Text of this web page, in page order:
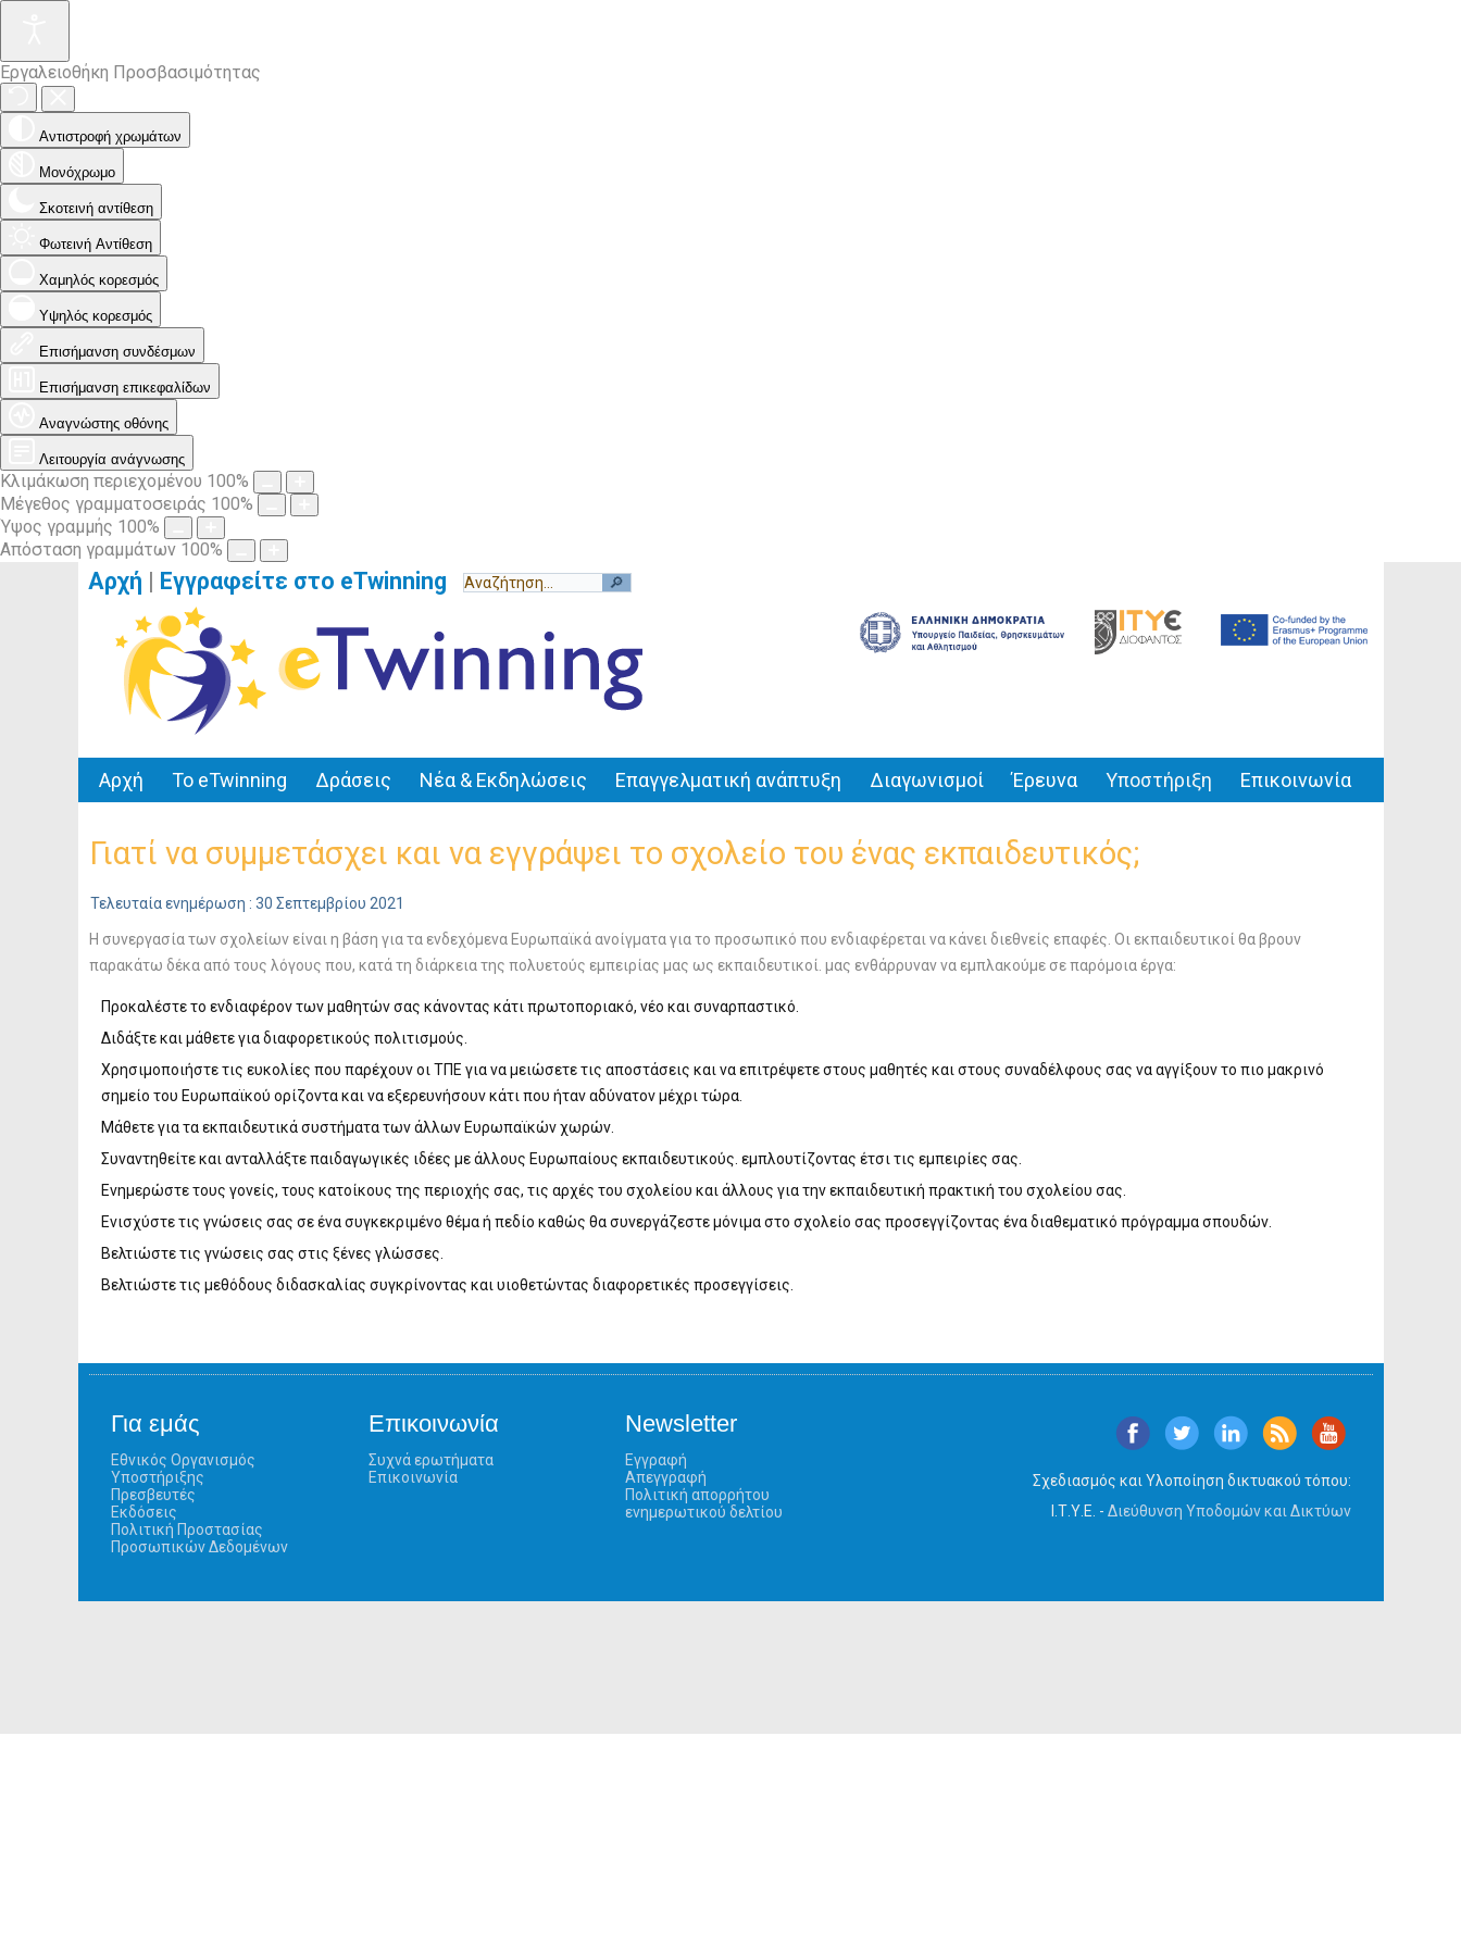
Εργαλειοθήκη Προσβασιμότητας
Αντιστροφή χρωμάτων
Μονόχρωμο
Σκοτεινή αντίθεση
Φωτεινή Αντίθεση
Χαμηλός κορεσμός
Υψηλός κορεσμός
Επισήμανση συνδέσμων
Επισήμανση επικεφαλίδων
Αναγνώστης οθόνης
Λειτουργία ανάγνωσης
Κλιμάκωση περιεχομένου 100%
Μέγεθος γραμματοσειράς 100%
Ύψος γραμμής 100%
Απόσταση γραμμάτων 100%
Αρχή | Εγγραφείτε στο eTwinning
Αρχή Το eTwinning Δράσεις Νέα & Εκδηλώσεις Επαγγελματική ανάπτυξη Διαγωνισμοί Έρευνα Υποστήριξη Επικοινωνία
Γιατί να συμμετάσχει και να εγγράψει το σχολείο του ένας εκπαιδευτικός;
Τελευταία ενημέρωση : 30 Σεπτεμβρίου 2021
Η συνεργασία των σχολείων είναι η βάση για τα ενδεχόμενα Ευρωπαϊκά ανοίγματα για το προσωπικό που ενδιαφέρεται να κάνει διεθνείς επαφές. Οι εκπαιδευτικοί θα βρουν
παρακάτω δέκα από τους λόγους που, κατά τη διάρκεια της πολυετούς εμπειρίας μας ως εκπαιδευτικοί. μας ενθάρρυναν να εμπλακούμε σε παρόμοια έργα:
Προκαλέστε το ενδιαφέρον των μαθητών σας κάνοντας κάτι πρωτοποριακό, νέο και συναρπαστικό.
Διδάξτε και μάθετε για διαφορετικούς πολιτισμούς.
Χρησιμοποιήστε τις ευκολίες που παρέχουν οι ΤΠΕ για να μειώσετε τις αποστάσεις και να επιτρέψετε στους μαθητές και στους συναδέλφους σας να αγγίξουν το πιο μακρινό
σημείο του Ευρωπαϊκού ορίζοντα και να εξερευνήσουν κάτι που ήταν αδύνατον μέχρι τώρα.
Μάθετε για τα εκπαιδευτικά συστήματα των άλλων Ευρωπαϊκών χωρών.
Συναντηθείτε και ανταλλάξτε παιδαγωγικές ιδέες με άλλους Ευρωπαίους εκπαιδευτικούς. εμπλουτίζοντας έτσι τις εμπειρίες σας.
Ενημερώστε τους γονείς, τους κατοίκους της περιοχής σας, τις αρχές του σχολείου και άλλους για την εκπαιδευτική πρακτική του σχολείου σας.
Ενισχύστε τις γνώσεις σας σε ένα συγκεκριμένο θέμα ή πεδίο καθώς θα συνεργάζεστε μόνιμα στο σχολείο σας προσεγγίζοντας ένα διαθεματικό πρόγραμμα σπουδών.
Βελτιώστε τις γνώσεις σας στις ξένες γλώσσες.
Βελτιώστε τις μεθόδους διδασκαλίας συγκρίνοντας και υιοθετώντας διαφορετικές προσεγγίσεις.
Για εμάς
Εθνικός Οργανισμός
Υποστήριξης
Πρεσβευτές
Εκδόσεις
Πολιτική Προστασίας
Προσωπικών Δεδομένων
Επικοινωνία
Συχνά ερωτήματα
Επικοινωνία
Newsletter
Εγγραφή
Απεγγραφή
Πολιτική απορρήτου
ενημερωτικού δελτίου
Σχεδιασμός και Υλοποίηση δικτυακού τόπου:
Ι.Τ.Υ.Ε. - Διεύθυνση Υποδομών και Δικτύων